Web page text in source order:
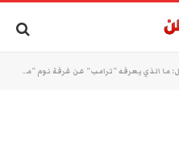
الذي يعرفه “ترامب” عن غرفة نوم “ماكرون” وهل هو شاذ جنسياً؟!